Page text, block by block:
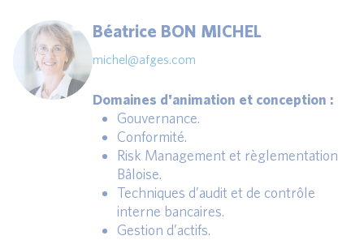
Béatrice BON MICHEL
michel@afges.com
Domaines d'animation et conception :
Gouvernance.
Conformité.
Risk Management et règlementation
Bâloise.
Techniques d’audit et de contrôle
interne bancaires.
Gestion d’actifs.